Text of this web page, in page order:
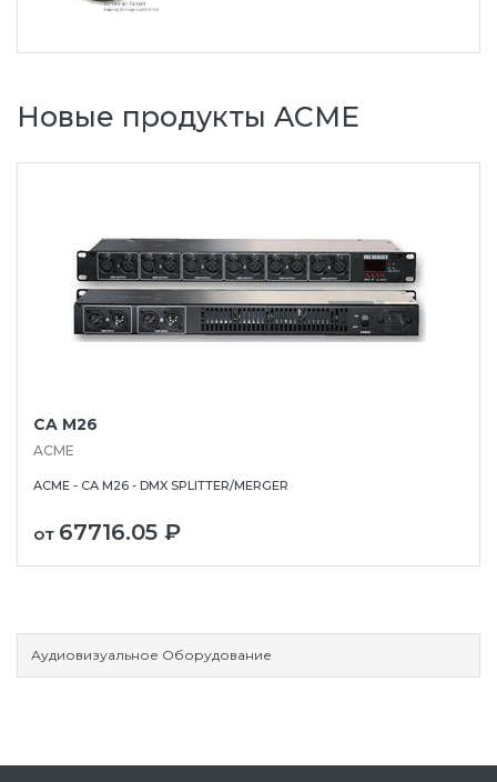
Новые продукты ACME
CA M26
ACME
ACME - CA M26 - DMX SPLITTER/MERGER
от 67716.05 ₽
Аудиовизуальное Оборудование